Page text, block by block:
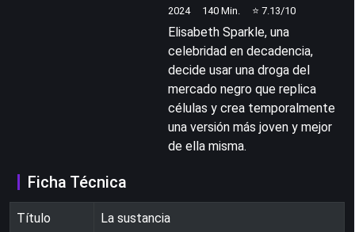
2024 140 Min. ⭐ 7.13/10
Elisabeth Sparkle, una
celebridad en decadencia,
decide usar una droga del
mercado negro que replica
células y crea temporalmente
una versión más joven y mejor
de ella misma.
Ficha Técnica
Título La sustancia